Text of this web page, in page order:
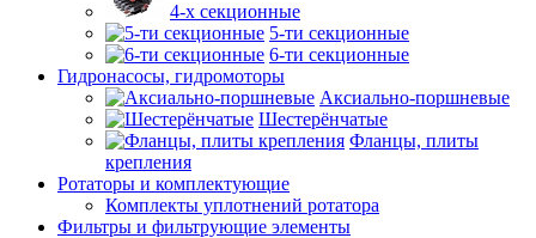
4-х секционные
5-ти секционные
6-ти секционные
Гидронасосы, гидромоторы
Аксиально-поршневые
Шестерёнчатые
Фланцы, плиты
крепления
Ротаторы и комплектующие
Комплекты уплотнений ротатора
Фильтры и фильтрующие элементы